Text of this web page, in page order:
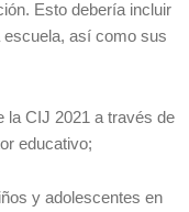
Esto debería incluir
escuela, así como sus
la CIJ 2021 a través de
educativo;
y adolescentes en